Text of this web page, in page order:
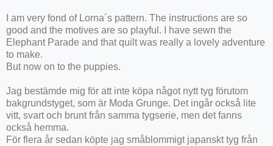
I am very fond of Lorna´s pattern. The instructions are so
good and the motives are so playful. I have sewn the
Elephant Parade and that quilt was really a lovely adventure
to make.
But now on to the puppies.
Jag bestämde mig för att inte köpa något nytt tyg förutom
bakgrundstyget, som är Moda Grunge. Det ingår också lite
vitt, svart och brunt från samma tygserie, men det fanns
också hemma.
För flera år sedan köpte jag småblommigt japanskt tyg från